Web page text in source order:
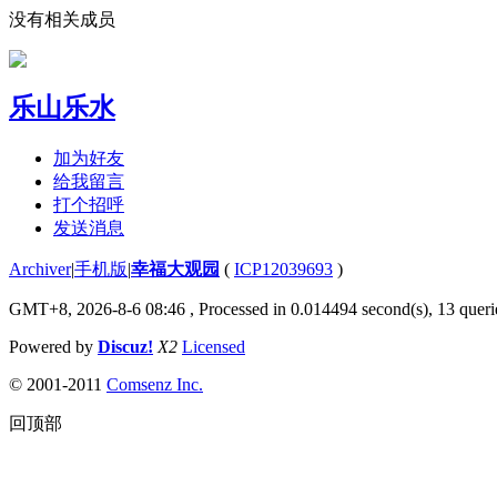
没有相关成员
乐山乐水
加为好友
给我留言
打个招呼
发送消息
Archiver|手机版|幸福大观园 ( ICP12039693 )
GMT+8, 2026-8-6 08:46 , Processed in 0.014494 second(s), 13
Powered by Discuz! X2 Licensed
© 2001-2011 Comsenz Inc.
回顶部